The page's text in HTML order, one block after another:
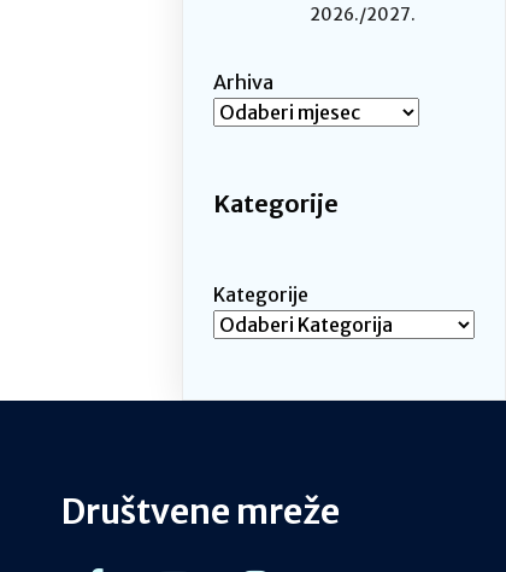
2026./2027.
Arhiva
Kategorije
Kategorije
Društvene mreže